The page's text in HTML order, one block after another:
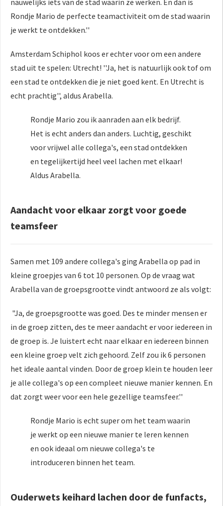
nauwelijks iets van de stad waarin ze werken. En dan is
Rondje Mario de perfecte teamactiviteit om de stad waarin
je werkt te ontdekken.''
Amsterdam Schiphol koos er echter voor om een andere
stad uit te spelen: Utrecht! ''Ja, het is natuurlijk ook tof om
een stad te ontdekken die je niet goed kent. En Utrecht is
echt prachtig'', aldus Arabella.
Rondje Mario zou ik aanraden aan elk bedrijf.
Het is echt anders dan anders. Luchtig, geschikt
voor vrijwel alle collega's, een stad ontdekken
en tegelijkertijd heel veel lachen met elkaar!
Aldus Arabella.
Aandacht voor elkaar zorgt voor goede
teamsfeer
Samen met 109 andere collega's ging Arabella op pad in
kleine groepjes van 6 tot 10 personen. Op de vraag wat
Arabella van de groepsgrootte vindt antwoord ze als volgt:
"Ja, de groepsgrootte was goed. Des te minder mensen er
in de groep zitten, des te meer aandacht er voor iedereen in
de groep is. Je luistert echt naar elkaar en iedereen binnen
een kleine groep velt zich gehoord. Zelf zou ik 6 personen
het ideale aantal vinden. Door de groep klein te houden leer
je alle collega's op een compleet nieuwe manier kennen. En
dat zorgt weer voor een hele gezellige teamsfeer.''
Rondje Mario is echt super om het team waarin
je werkt op een nieuwe manier te leren kennen
en ook ideaal om nieuwe collega's te
introduceren binnen het team.
Ouderwets keihard lachen door de funfacts,